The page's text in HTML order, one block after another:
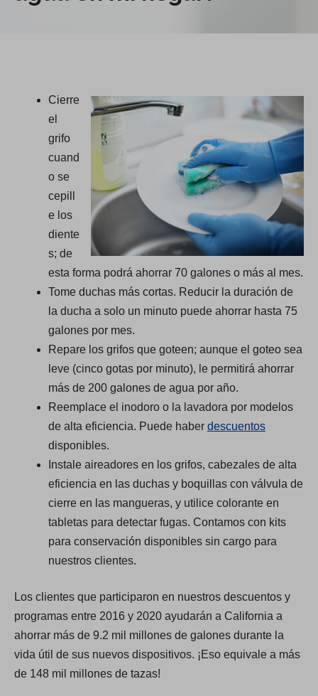
Cierre
el
grifo
cuand
o se
cepill
e los
diente
s; de
esta forma podrá ahorrar 70 galones o más al mes.
Tome duchas más cortas. Reducir la duración de
la ducha a solo un minuto puede ahorrar hasta 75
galones por mes.
Repare los grifos que goteen; aunque el goteo sea
leve (cinco gotas por minuto), le permitirá ahorrar
más de 200 galones de agua por año.
Reemplace el inodoro o la lavadora por modelos
de alta eficiencia. Puede haber descuentos
disponibles.
Instale aireadores en los grifos, cabezales de alta
eficiencia en las duchas y boquillas con válvula de
cierre en las mangueras, y utilice colorante en
tabletas para detectar fugas. Contamos con kits
para conservación disponibles sin cargo para
nuestros clientes.
Los clientes que participaron en nuestros descuentos y
programas entre 2016 y 2020 ayudarán a California a
ahorrar más de 9.2 mil millones de galones durante la
vida útil de sus nuevos dispositivos. ¡Eso equivale a más
de 148 mil millones de tazas!